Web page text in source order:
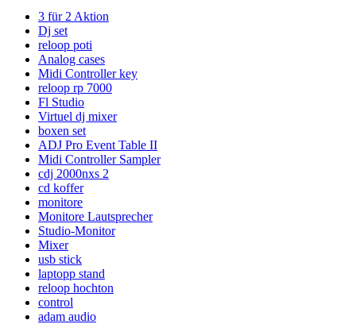
3 für 2 Aktion
Dj set
reloop poti
Analog cases
Midi Controller key
reloop rp 7000
Fl Studio
Virtuel dj mixer
boxen set
ADJ Pro Event Table II
Midi Controller Sampler
cdj 2000nxs 2
cd koffer
monitore
Monitore Lautsprecher
Studio-Monitor
Mixer
usb stick
laptopp stand
reloop hochton
control
adam audio